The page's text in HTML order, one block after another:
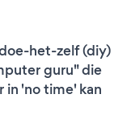
het-zelf (diy)
guru" die
'no time' kan